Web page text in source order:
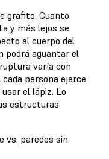
grafito. Cuanto
y más lejos se
al cuerpo del
podrá aguantar el
varía con
cada persona ejerce
el lápiz. Lo
estructuras
vs. paredes sin